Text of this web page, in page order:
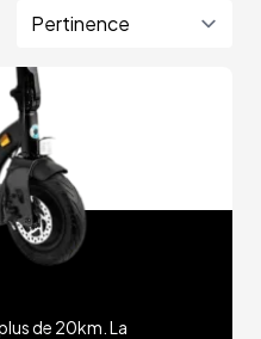
de 20km. La